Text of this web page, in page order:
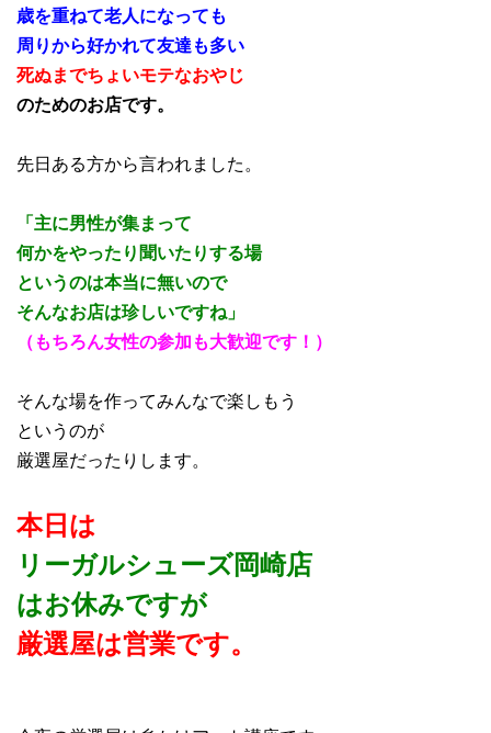
歳を重ねて老人になっても
周りから好かれて友達も多い
死ぬまでちょいモテなおやじ
のためのお店です。
先日ある方から言われました。
「主に男性が集まって
何かをやったり聞いたりする場
というのは本当に無いので
そんなお店は珍しいですね」
（もちろん女性の参加も大歓迎です！）
そんな場を作ってみんなで楽しもう
というのが
厳選屋だったりします。
本日は
リーガルシューズ岡崎店
はお休みですが
厳選屋は営業です。